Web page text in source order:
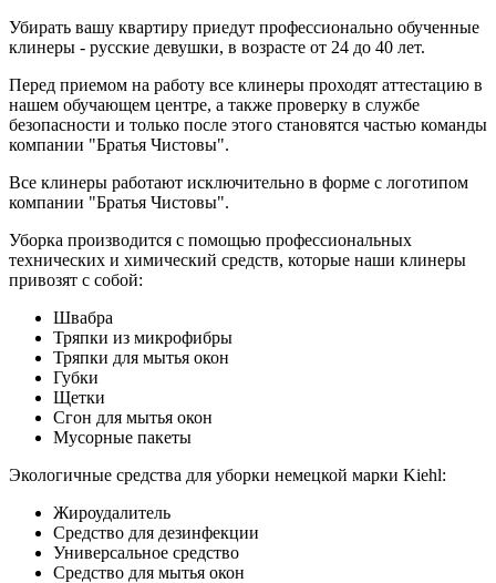
Убирать вашу квартиру приедут профессионально обученные
клинеры - русские девушки, в возрасте от 24 до 40 лет.
Перед приемом на работу все клинеры проходят аттестацию в
нашем обучающем центре, а также проверку в службе
безопасности и только после этого становятся частью команды
компании "Братья Чистовы".
Все клинеры работают исключительно в форме с логотипом
компании "Братья Чистовы".
Уборка производится с помощью профессиональных
технических и химический средств, которые наши клинеры
привозят с собой:
Швабра
Тряпки из микрофибры
Тряпки для мытья окон
Губки
Щетки
Сгон для мытья окон
Мусорные пакеты
Экологичные средства для уборки немецкой марки Kiehl:
Жироудалитель
Средство для дезинфекции
Универсальное средство
Средство для мытья окон